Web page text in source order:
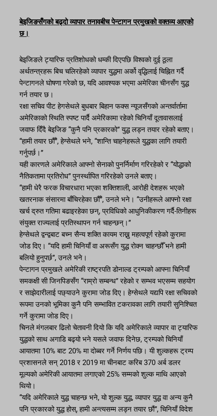
बेइजिङसँगको बढ्दो व्यापार तनावबीच पेन्टागन प्रमुखको वक्तव्य आएको
छ।
बेइजिङले ट्यारिफ प्रतिशोधको धम्की दिएपछि विश्वको दुई ठूला
अर्थतन्त्रहरू बिच चलिरहेको व्यापार युद्धमा अर्को वृद्धिलाई चिह्नित गर्दै
पेन्टागनले घोषणा गरेको छ, यदि आवश्यक भएमा अमेरिका चीनसँग युद्ध
गर्न तयार छ।
रक्षा सचिव पीट हेगसेथले बुधबार बिहान फक्स न्यूजसँगको अन्तर्वार्तामा
अमेरिकाको स्थिति स्पष्ट पार्दै अमेरिकामा रहेको चिनियाँ दूतावासलाई
जवाफ दिँदै बेइजिङ “कुनै पनि प्रकारको” युद्ध लड्न तयार रहेको बताए।
“हामी तयार छौँ”, हेग्सेथले भने, “शान्ति चाहनेहरूले युद्धका लागि तयारी
गर्नुपर्छ।”
यही कारणले अमेरिकाले आफ्नो सेनाको पुनर्निर्माण गरिरहेको र “योद्धाको
नैतिकतामा प्रतिरोध” पुनर्स्थापित गरिरहेको उनले बताए।
“हामी धेरै फरक विचारधारा भएका शक्तिशाली, आरोही देशहरू भएको
खतरनाक संसारमा बाँचिरहेका छौँ”, उनले भने। “उनीहरूले आफ्नो रक्षा
खर्च द्रुत गतिमा बढाइरहेका छन्, प्रविधिको आधुनिकीकरण गर्दै-तिनीहरू
संयुक्त राज्यलाई प्रतिस्थापन गर्न चाहन्छन्।”
हेग्सेथले द्वन्द्वबाट बच्न सैन्य शक्ति कायम राख्नु महत्वपूर्ण रहेको कुरामा
जोड दिए। “यदि हामी चिनियाँ वा अरूसँग युद्ध रोक्न चाहन्छौँ भने हामी
बलियो हुनुपर्छ”, उनले भने।
पेन्टागन प्रमुखले अमेरिकी राष्ट्रपति डोनाल्ड ट्रम्पको आफ्ना चिनियाँ
समकक्षी सी जिनपिङसँग “राम्रो सम्बन्ध” रहेको र सम्भव भएसम्म सहयोग
र साझेदारीलाई पछ्याउने कुरामा जोड दिए। हेग्सेथले यद्यपि रक्षा सचिवको
रूपमा उनको भूमिका कुनै पनि सम्भावित टकरावका लागि तयारी सुनिश्चित
गर्ने कुरामा जोड दिए।
चिनले मंगलबार ढिलो चेतावनी दियो कि यदि अमेरिकाले व्यापार वा ट्यारिफ
युद्धको साथ अगाडि बढ्यो भने यसले जवाफ दिनेछ, ट्रम्पको चिनियाँ
आयातमा 10% बाट 20% मा दोब्बर गर्ने निर्णय पछि। यी शुल्कहरू ट्रम्प
प्रशासनले सन् 2018 र 2019 मा चीनबाट करिब 370 अर्ब डलर
मूल्यको अमेरिकी आयातमा लगाएको 25% सम्मको शुल्क माथि आएको
थियो।
“यदि अमेरिकाले युद्ध चाहन्छ भने, यो शुल्क युद्ध, व्यापार युद्ध वा अन्य कुनै
पनि प्रकारको युद्ध होस्, हामी अन्त्यसम्म लड्न तयार छौं”, चिनियाँ विदेश